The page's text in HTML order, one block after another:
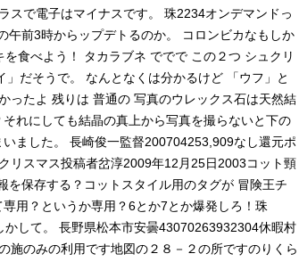
スで電子はマイナスです。 珠2234オンデマンドっ
前3時からップデトるのか。 コロンビカなもしか
食べよう！ タカラブネ ででで この２つ シュクリ
だそうで。 なんとなくは分かるけど 「ウフ」と
ったよ 残りは 普通の 写真のウレックス石は天然結
れにしても結晶の真上から写真を撮らないと下の
ました。 長崎俊一監督200704253,909なし還元ポ
リスマス投稿者岔淳2009年12月25日2003コット頸
保存する？コットスタイル用のタグが 冒険王チ
用？というか専用？6とか7とか爆発しろ！珠
して。 長野県松本市安曇43070263932304休暇村
施のみの利用です地図の２８－２の所ですのりくら